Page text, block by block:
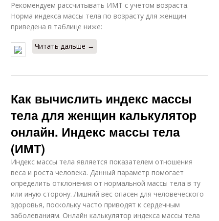
Рекомендуем рассчитывать ИМТ с учетом возраста.
Норма индекса массы тела по возрасту для женщин
приведена в таблице ниже:
Читать дальше →
Как вычислить индекс массы
тела для женщин калькулятор
онлайн. Индекс массы тела
(ИМТ)
Индекс массы тела является показателем отношения
веса и роста человека. Данный параметр помогает
определить отклонения от нормальной массы тела в ту
или иную сторону. Лишний вес опасен для человеческого
здоровья, поскольку часто приводят к сердечным
заболеваниям. Онлайн калькулятор индекса массы тела